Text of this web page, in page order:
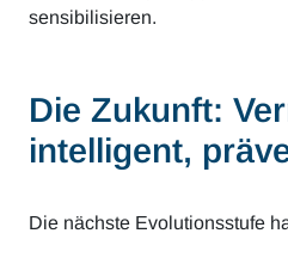
sensibilisieren.
Die Zukunft:
intelligent,
Die nächste Evolutionsstufe